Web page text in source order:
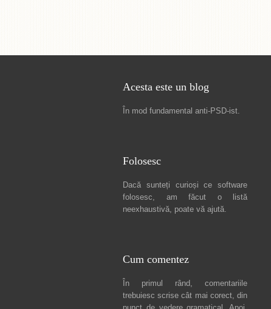
Acesta este un blog
În mod fundamental anti-PSD-ist.
Folosesc
Dacă sunteți curioși ce software
folosesc, am făcut o listă
neexhaustivă, poate vă ajută.
Cum comentez
În primul rând, comentariile
trebuiesc scrise cât mai corect, din